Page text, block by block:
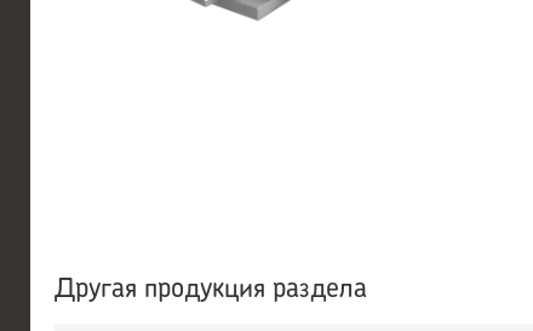
Другая продукция раздела